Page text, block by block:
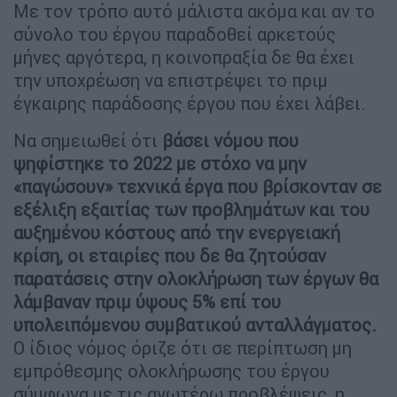
Με τον τρόπο αυτό μάλιστα ακόμα και αν το
σύνολο του έργου παραδοθεί αρκετούς
μήνες αργότερα, η κοινοπραξία δε θα έχει
την υποχρέωση να επιστρέψει το πριμ
έγκαιρης παράδοσης έργου που έχει λάβει.
Να σημειωθεί ότι βάσει νόμου που
ψηφίστηκε το 2022 με στόχο να μην
«παγώσουν» τεχνικά έργα που βρίσκονταν σε
εξέλιξη εξαιτίας των προβλημάτων και του
αυξημένου κόστους από την ενεργειακή
κρίση, οι εταιρίες που δε θα ζητούσαν
παρατάσεις στην ολοκλήρωση των έργων θα
λάμβαναν πριμ ύψους 5% επί του
υπολειπόμενου συμβατικού ανταλλάγματος.
Ο ίδιος νόμος όριζε ότι σε περίπτωση μη
εμπρόθεσμης ολοκλήρωσης του έργου